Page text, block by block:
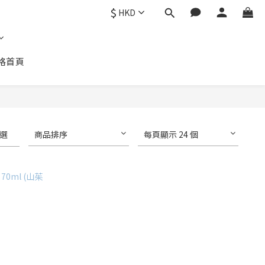
$ HKD
首頁
商品排序 每頁顯示 24 個